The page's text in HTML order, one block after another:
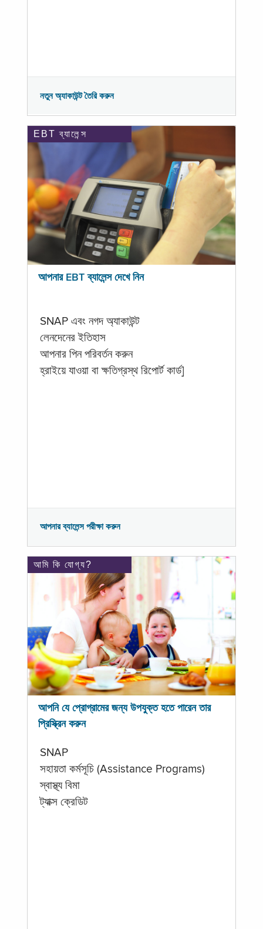
নতুন অ্যাকাউন্ট তৈরি করুন
EBT ব্যালেন্স
আপনার EBT ব্যালেন্স দেখে নিন
SNAP এবং নগদ অ্যাকাউন্ট
লেনদেনের ইতিহাস
আপনার পিন পরিবর্তন করুন
হ্রাইয়ে যাওয়া বা ক্ষতিগ্রস্থ রিপোর্ট কার্ড]
আপনার ব্যালেন্স পরীক্ষা করুন
আমি কি যোগ্য?
আপনি যে প্রোগ্রামের জন্য উপযুক্ত হতে পারেন তার
প্রিস্ক্রিন করুন
SNAP
সহায়তা কর্মসূচি (Assistance Programs)
স্বাস্থ্য বিমা
ট্যাক্স ক্রেডিট